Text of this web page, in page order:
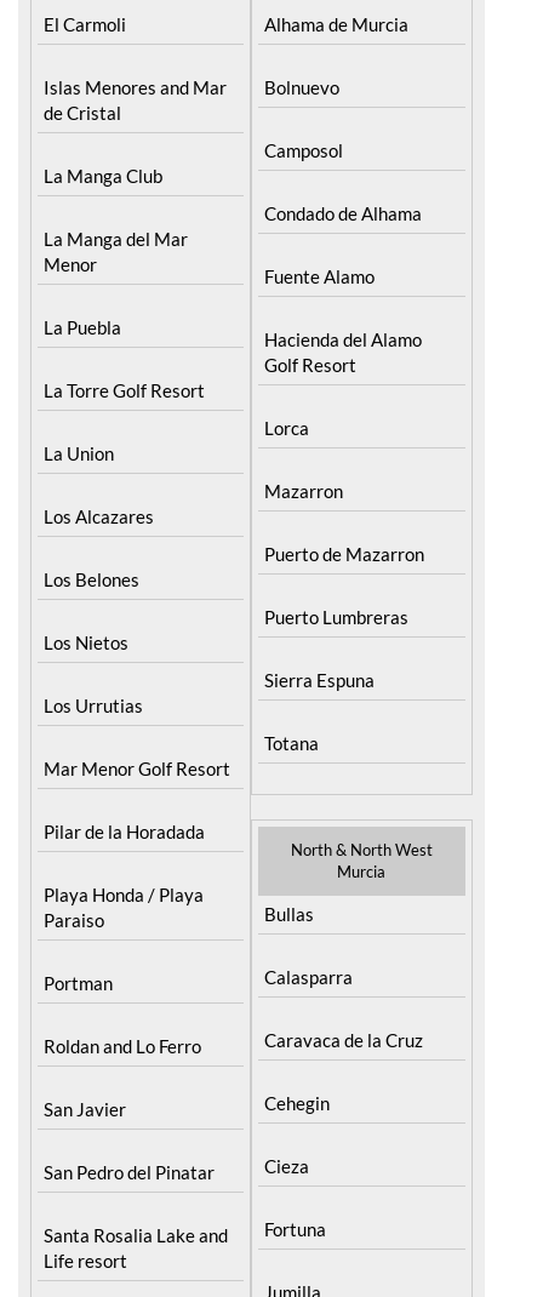
Islas Menores and Mar
La Manga Club
La Manga del Mar
La Puebla
La Torre Golf Resort
La Union
Los Alcazares
Los Belones
Los Nietos
Los Urrutias
Mar Menor Golf Resort
Pilar de la Horadada
Playa Honda / Playa
Portman
Roldan and Lo Ferro
San Javier
San Pedro del Pinatar
Santa Rosalia Lake and
Terrazas de la Torre Golf
Bolnuevo
Camposol
Condado de Alhama
Fuente Alamo
Hacienda del Alamo
Lorca
Mazarron
Puerto de Mazarron
Puerto Lumbreras
Sierra Espuna
Totana
Murcia
Calasparra
Caravaca de la Cruz
Cehegin
Cieza
Fortuna
Jumilla